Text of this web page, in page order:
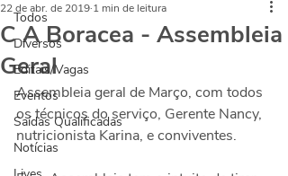
Todos
Diversos
Editais/Vagas
Eventos
Saídas Qualificadas
Notícias
C A Boracea - Assembleia
Geral
22 de abr. de 2019 1 min de leitura
Assembleia geral de Março, com todos
os técnicos do serviço, Gerente Nancy,
nutricionista Karina, e conviventes.